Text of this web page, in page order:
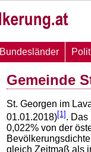
Bundesländer
Gemeinde
St. Georgen im
01.01.2018)[1] . Das
0,022% von der
gleich Zeitmaß als